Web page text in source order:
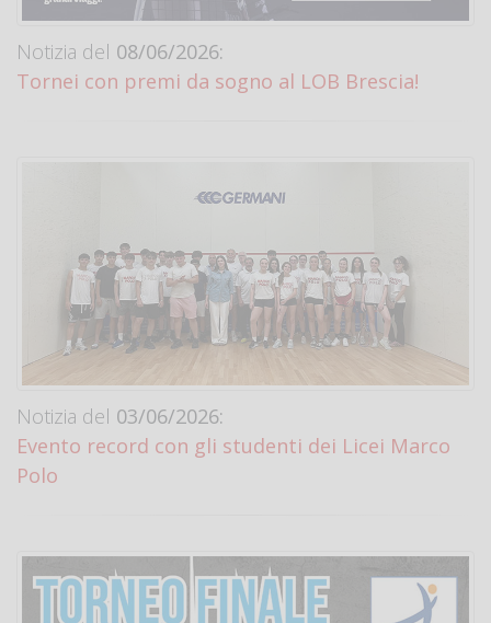
Notizia del 08/06/2026:
Tornei con premi da sogno al LOB Brescia!
Notizia del 03/06/2026:
Evento record con gli studenti dei Licei Marco
Polo